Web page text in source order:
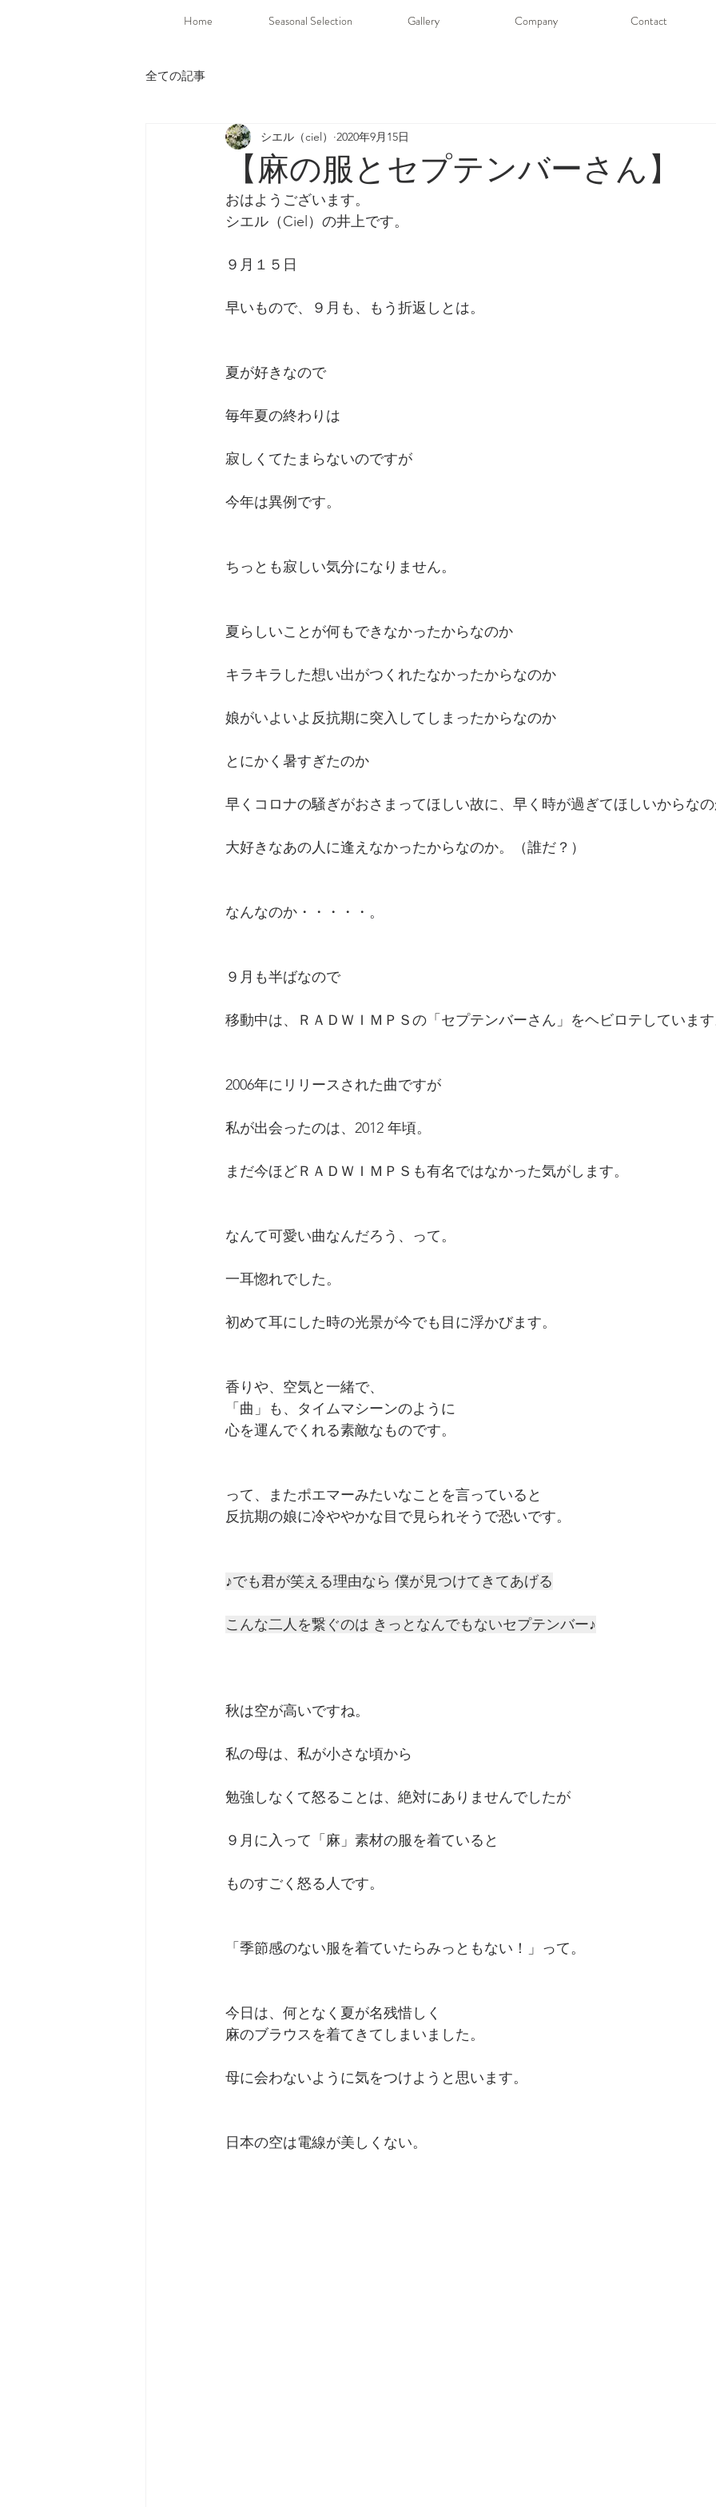
Home Seasonal Selection Gallery Company Contact
全ての記事
【麻の服とセプテンバーさん】
シエル（ciel） 2020年9月15日
おはようございます。
シエル（Ciel）の井上です。
９月１５日
早いもので、９月も、もう折返しとは。
夏が好きなので
毎年夏の終わりは
寂しくてたまらないのですが
今年は異例です。
ちっとも寂しい気分になりません。
夏らしいことが何もできなかったからなのか
キラキラした想い出がつくれたなかったからなのか
娘がいよいよ反抗期に突入してしまったからなのか
とにかく暑すぎたのか
早くコロナの騒ぎがおさまってほしい故に、早く時が過ぎてほしいからな
大好きなあの人に逢えなかったからなのか。（誰だ？）
なんなのか・・・・・。
９月も半ばなので
移動中は、ＲＡＤＷＩＭＰＳの「セプテンバーさん」をヘビロテしていま
2006年にリリースされた曲ですが
私が出会ったのは、2012 年頃。
まだ今ほどＲＡＤＷＩＭＰＳも有名ではなかった気がします。
なんて可愛い曲なんだろう、って。
一耳惚れでした。
初めて耳にした時の光景が今でも目に浮かびます。
香りや、空気と一緒で、
「曲」も、タイムマシーンのように
心を運んでくれる素敵なものです。
って、またポエマーみたいなことを言っていると
反抗期の娘に冷ややかな目で見られそうで恐いです。
♪でも君が笑える理由なら 僕が見つけてきてあげる
こんな二人を繋ぐのは きっとなんでもないセプテンバー♪
秋は空が高いですね。
私の母は、私が小さな頃から
勉強しなくて怒ることは、絶対にありませんでしたが
９月に入って「麻」素材の服を着ていると
ものすごく怒る人です。
「季節感のない服を着ていたらみっともない！」って。
今日は、何となく夏が名残惜しく
麻のブラウスを着てきてしまいました。
母に会わないように気をつけようと思います。
日本の空は電線が美しくない。